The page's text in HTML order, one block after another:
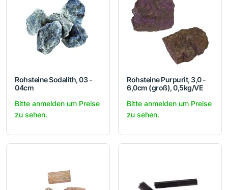
Rohsteine Sodalith, 03 -
04cm
Bitte anmelden um Preise
zu sehen.
Rohsteine Purpurit, 3,0 -
6,0cm (groß), 0,5kg/VE
Bitte anmelden um Preise
zu sehen.